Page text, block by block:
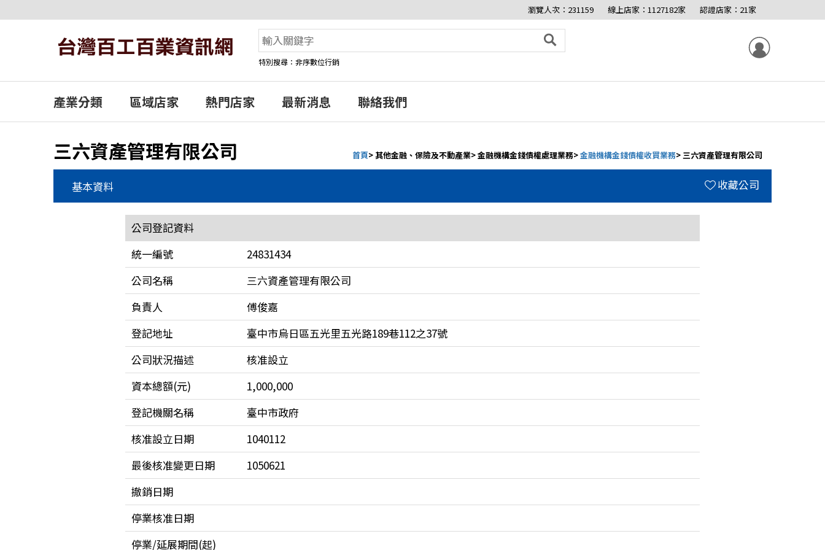
瀏覽人次：231159 線上店家：1127182家 認證店家：21家
特別搜尋：非序數位行銷
產業分類 區域店家 熱門店家 最新消息 聯絡我們
三六資產管理有限公司 首頁> 其他金融、保險及不動產業> 金融機構金錢債權處理業務>金融機構金錢債權收買業務> 三六資產管理有限公司
基本資料 收藏公司
公司登記資料
統一編號
24831434
公司名稱
三六資產管理有限公司
負責人
傅俊嘉
登記地址
臺中市烏日區五光里五光路189巷112之37號
公司狀況描述
核准設立
資本總額(元)
1,000,000
登記機關名稱
臺中市政府
核准設立日期
1040112
最後核准變更日期
1050621
撤銷日期
停業核准日期
停業/延展期間(起)